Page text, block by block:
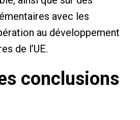
avec les
au développement
de l’UE.
conclusions